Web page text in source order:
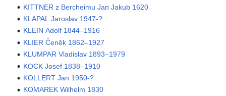
KITTNER z Bercheimu Jan Jakub 1620
KLAPAL Jaroslav 1947-?
KLEIN Adolf 1844–1916
KLIER Čeněk 1862–1927
KLUMPAR Vladislav 1893–1979
KOCK Josef 1838–1910
KOLLERT Jan 1950-?
KOMAREK Wilhelm 1830